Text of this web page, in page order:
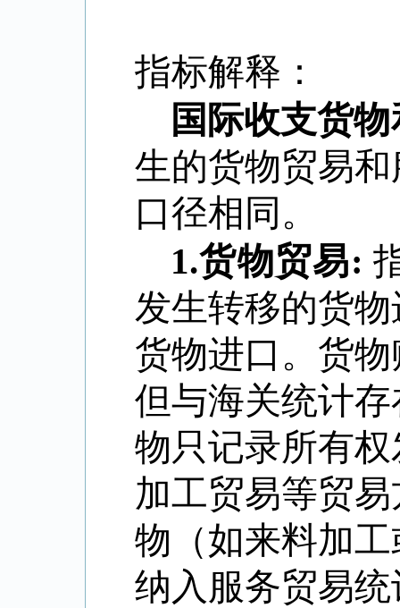
指标解释：
国际收支货
生的货物贸易
口径相同。
1.货物贸易:
发生转移的货
货物进口。货
但与海关统计
物只记录所有
加工贸易等贸
物（如来料加
纳入服务贸易